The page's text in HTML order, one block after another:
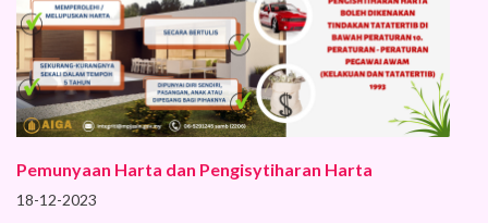
Pemunyaan Harta dan Pengisytiharan Harta
18-12-2023